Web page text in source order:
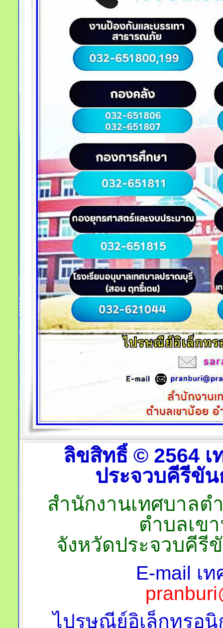
ลิขสิทธิ์ © 2564
ประจวบคีรีขั
สำนักงานเทศบาลต
ตำบลเข
จังหวัดประจวบคีรี
E-mail เ
ไปรษณีย์อิเล็กทรอนิ